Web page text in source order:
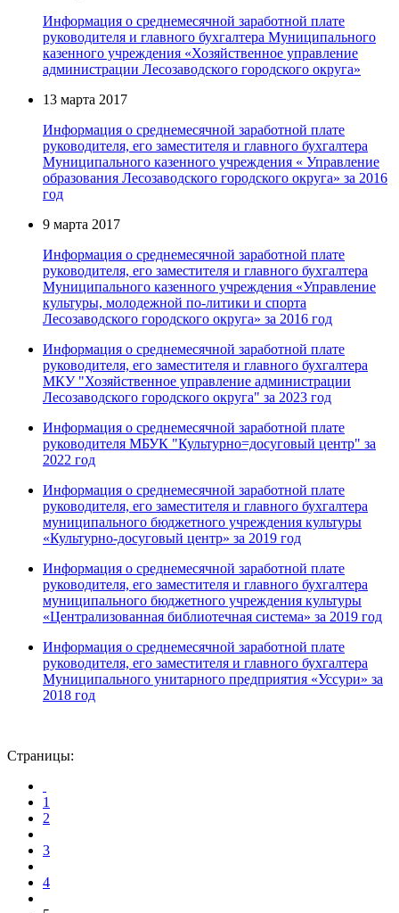
Информация о среднемесячной заработной плате
руководителя и главного бухгалтера Муниципального
казенного учреждения «Хозяйственное управление
администрации Лесозаводского городского округа»
13 марта 2017
Информация о среднемесячной заработной плате
руководителя, его заместителя и главного бухгалтера
Муниципального казенного учреждения « Управление
образования Лесозаводского городского округа» за 2016
год
9 марта 2017
Информация о среднемесячной заработной плате
руководителя, его заместителя и главного бухгалтера
Муниципального казенного учреждения «Управление
культуры, молодежной по-литики и спорта
Лесозаводского городского округа» за 2016 год
Информация о среднемесячной заработной плате
руководителя, его заместителя и главного бухгалтера
МКУ "Хозяйственное управление администрации
Лесозаводского городского округа" за 2023 год
Информация о среднемесячной заработной плате
руководителя МБУК "Культурно=досуговый центр" за
2022 год
Информация о среднемесячной заработной плате
руководителя, его заместителя и главного бухгалтера
муниципального бюджетного учреждения культуры
«Культурно-досуговый центр» за 2019 год
Информация о среднемесячной заработной плате
руководителя, его заместителя и главного бухгалтера
муниципального бюджетного учреждения культуры
«Централизованная библиотечная система» за 2019 год
Информация о среднемесячной заработной плате
руководителя, его заместителя и главного бухгалтера
Муниципального унитарного предприятия «Уссури» за
2018 год
Страницы:
1
2
3
4